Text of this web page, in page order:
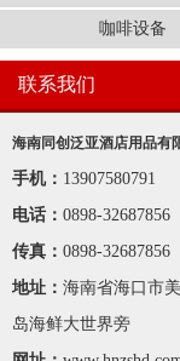
咖啡设备
联系我们
海南同创泛亚酒店用品有
手机： 13907580791
电话： 0898-32687856
传真： 0898-32687856
地址： 海南省海口市
岛海鲜大世界旁